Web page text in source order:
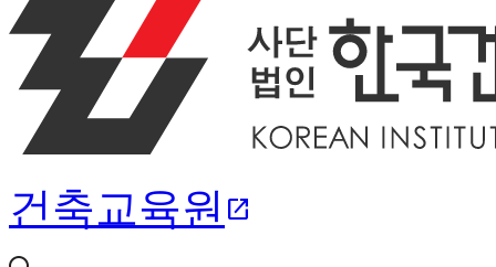
건축교육원 open_in_new